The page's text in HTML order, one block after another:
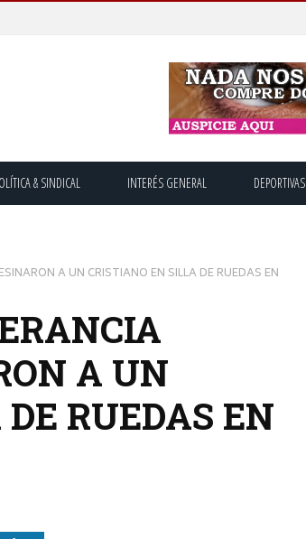
& SINDICAL INTERÉS GENERAL DEPORTIVAS
A UN CRISTIANO EN SILLA DE RUEDAS EN
A UN
RUEDAS EN